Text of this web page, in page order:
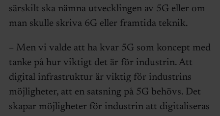
särskilt ska nämna utvecklingen av 5G eller om
man skulle skriva 6G eller framtida teknik.
– Men vi valde att ha kvar 5G som koncept med
tanke på hur viktigt det är för industrin. Att
digital infrastruktur är viktig för industrins
möjligheter, att en satsning på 5G behövs. Det
skapar möjligheter för industrin att digitaliseras